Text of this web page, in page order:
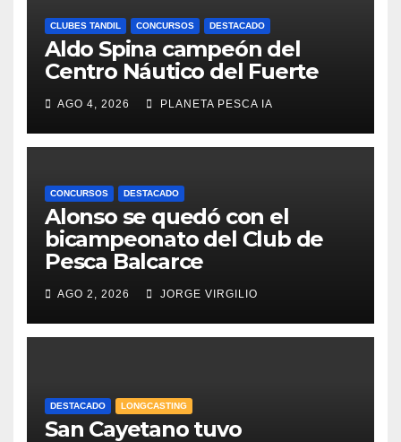
CLUBES TANDIL CONCURSOS DESTACADO
Aldo Spina campeón del
Centro Náutico del Fuerte
AGO 4, 2026 PLANETA PESCA IA
CONCURSOS DESTACADO
Alonso se quedó con el
bicampeonato del Club de
Pesca Balcarce
AGO 2, 2026 JORGE VIRGILIO
DESTACADO LONGCASTING
San Cayetano tuvo